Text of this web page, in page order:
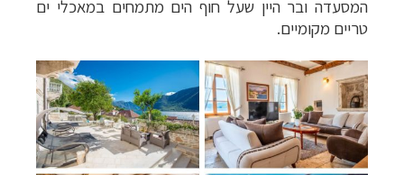
המסעדה ובר היין שעל חוף הים מתמחים במאכלי ים
טריים מקומיים.